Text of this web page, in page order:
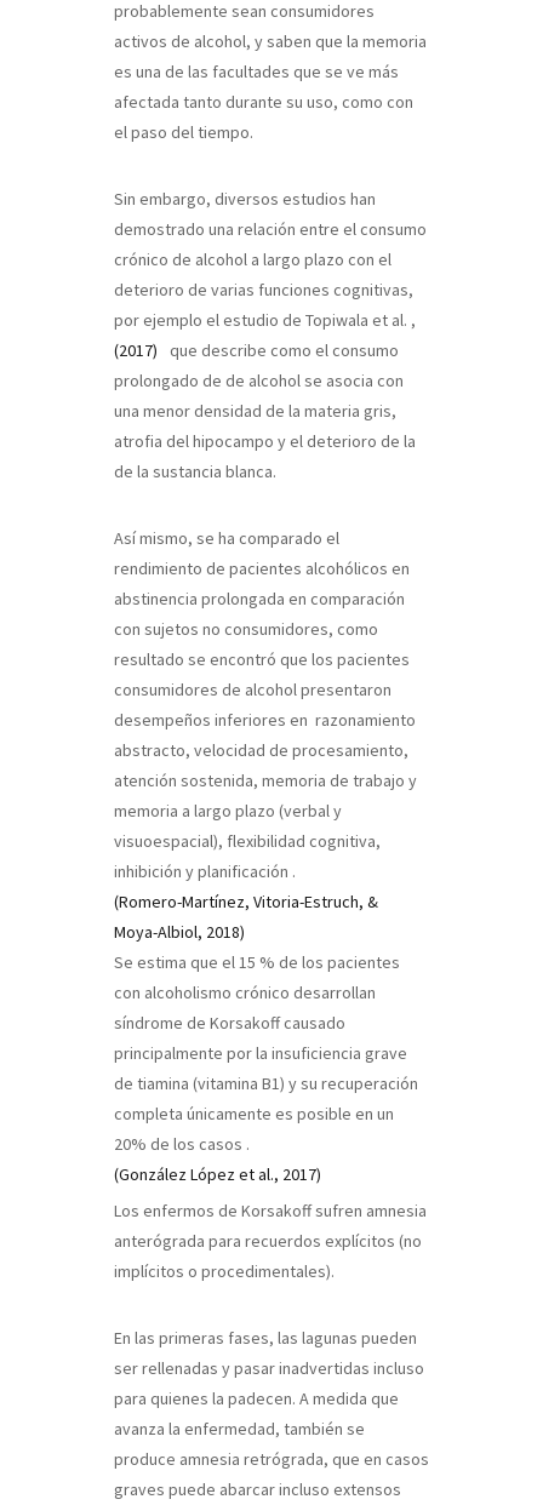
probablemente sean consumidores
activos de alcohol, y saben que la memoria
es una de las facultades que se ve más
afectada tanto durante su uso, como con
el paso del tiempo.
Sin embargo, diversos estudios han
demostrado una relación entre el consumo
crónico de alcohol a largo plazo con el
deterioro de varias funciones cognitivas,
por ejemplo el estudio de Topiwala et al.
(2017)
,
que describe como el consumo
prolongado de de alcohol se asocia con
una menor densidad de la materia gris,
atrofia del hipocampo y el deterioro de la
de la sustancia blanca.
Así mismo, se ha comparado el
rendimiento de pacientes alcohólicos en
abstinencia prolongada en comparación
con sujetos no consumidores, como
resultado se encontró que los pacientes
consumidores de alcohol presentaron
desempeños inferiores en razonamiento
abstracto, velocidad de procesamiento,
atención sostenida, memoria de trabajo y
memoria a largo plazo (verbal y
visuoespacial), flexibilidad cognitiva,
inhibición y planificación
(Romero-Martínez, Vitoria-Estruch, &
Moya-Albiol, 2018)
.
Se estima que el 15 % de los pacientes
con alcoholismo crónico desarrollan
síndrome de Korsakoff causado
principalmente por la insuficiencia grave
de tiamina (vitamina B1) y su recuperación
completa únicamente es posible en un
20% de los casos
(González López et al., 2017)
.
Los enfermos de Korsakoff sufren amnesia
anterógrada para recuerdos explícitos (no
implícitos o procedimentales).
En las primeras fases, las lagunas pueden
ser rellenadas y pasar inadvertidas incluso
para quienes la padecen. A medida que
avanza la enfermedad, también se
produce amnesia retrógrada, que en casos
graves puede abarcar incluso extensos